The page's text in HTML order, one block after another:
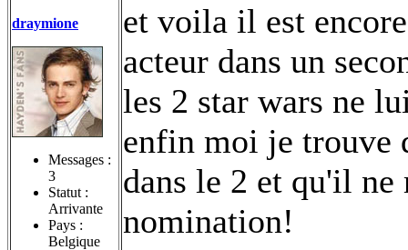
draymione
Messages :
3
Statut :
Arrivante
Pays :
Belgique
et voila il est
acteur dans un
les 2 star wars ne
enfin moi je trouve
dans le 2 et qu'il ne
nomination!